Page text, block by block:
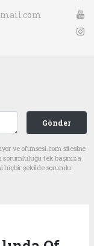
Gönder
ve ofunsesi.com sitesine
tek başınıza
hiçbir şekilde sorumlu